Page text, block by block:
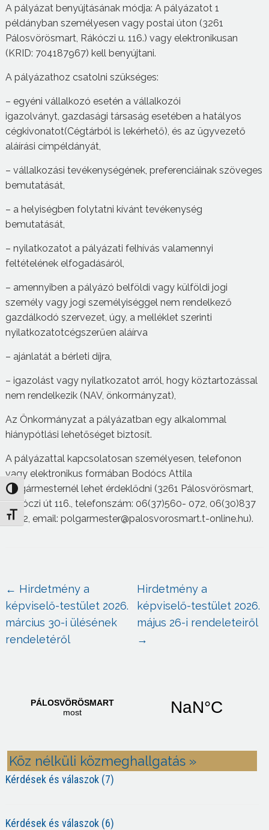
Nagy kontraszt váltása
Betűméret váltása
Köz nélküli közmeghallgatás »
Kérdések és válaszok (7)
Kérdések és válaszok (6)
A pályázat benyújtásának módja: A pályázatot 1
példányban személyesen vagy postai úton (3261
Pálosvörösmart, Rákóczi u. 116.) vagy elektronikusan
(KRID: 704187967) kell benyújtani.
A pályázathoz csatolni szükséges:
– egyéni vállalkozó esetén a vállalkozói
igazolványt, gazdasági társaság esetében a hatályos
cégkivonatot(Cégtárból is lekérhető), és az ügyvezető
aláírási címpéldányát,
– vállalkozási tevékenységének, preferenciáinak szöveges
bemutatását,
– a helyiségben folytatni kívánt tevékenység
bemutatását,
– nyilatkozatot a pályázati felhívás valamennyi
feltételének elfogadásáról,
– amennyiben a pályázó belföldi vagy külföldi jogi
személy vagy jogi személyiséggel nem rendelkező
gazdálkodó szervezet, úgy, a melléklet szerinti
nyilatkozatotcégszerűen aláírva
– ajánlatát a bérleti díjra,
– igazolást vagy nyilatkozatot arról, hogy köztartozással
nem rendelkezik (NAV, önkormányzat),
Az Önkormányzat a pályázatban egy alkalommal
hiánypótlási lehetőséget biztosít.
A pályázattal kapcsolatosan személyesen, telefonon
vagy elektronikus formában Bodócs Attila
polgármesternél lehet érdeklődni (3261 Pálosvörösmart,
Rákóczi út 116., telefonszám: 06(37)560- 072, 06(30)837
8592, email: polgarmester@palosvorosmart.t-online.hu).
← Hirdetmény a
képviselő-testület 2026.
március 30-i ülésének
rendeletéről
Hirdetmény a
képviselő-testület 2026.
május 26-i rendeleteiről
→